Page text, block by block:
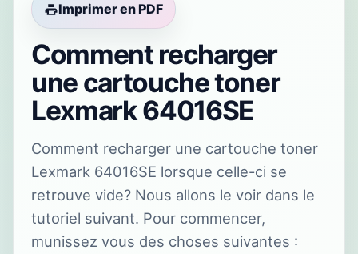
Imprimer en PDF
Comment recharger
une cartouche toner
Lexmark 64016SE
Comment recharger une cartouche toner
Lexmark 64016SE lorsque celle-ci se
retrouve vide? Nous allons le voir dans le
tutoriel suivant. Pour commencer,
munissez vous des choses suivantes :